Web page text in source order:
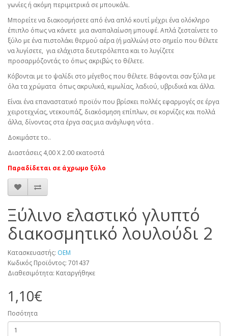
γωνίες ή ακόμη περιμετρικά σε μπουκάλι.
Μπορείτε να διακοσμήσετε από ένα απλό κουτί μέχρι ένα ολόκληρο
έπιπλο όπως να κάνετε μια αναπαλαίωση μπουφέ. Απλά ζεσταίνετε το
ξύλο με ένα πιστολάκι θερμού αέρα (ή μαλλιών) στο σημείο που θέλετε
να λυγίσετε, για ελάχιστα δευτερόλεπτα και το λυγίζετε
προσαρμόζοντάς το όπως ακριβώς το θέλετε.
Κόβονται με το ψαλίδι στο μέγεθος που θέλετε. Βάφονται σαν ξύλα με
όλα τα χρώματα όπως ακρυλικά, κιμωλίας, λαδιού, υβριδικά και άλλα.
Είναι ένα επαναστατικό προϊόν που βρίσκει πολλές εφαρμογές σε έργα
χειροτεχνίας, ντεκουπάζ, διακόσμηση επίπλων, σε κορνίζες και πολλά
άλλα, δίνοντας στα έργα σας μια ανάγλυφη νότα .
Δοκιμάστε το..
Διαστάσεις 4,00 Χ 2.00 εκατοστά
Παραδίδεται σε άχρωμο ξύλο
Ξύλινο ελαστικό γλυπτό
διακοσμητικό λουλούδι 2
Κατασκευαστής: OEM
Κωδικός Προϊόντος: 701437
Διαθεσιμότητα: Καταργήθηκε
1,10€
Ποσότητα